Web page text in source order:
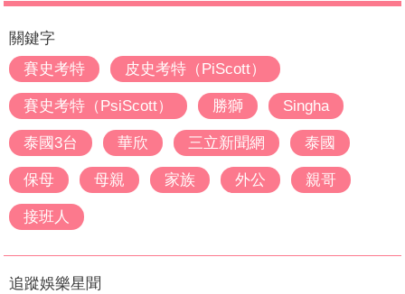
關鍵字
賽史考特
皮史考特（PiScott）
賽史考特（PsiScott） 勝獅 Singha
泰國3台 華欣 三立新聞網 泰國
保母 母親 家族 外公 親哥
接班人
追蹤娛樂星聞